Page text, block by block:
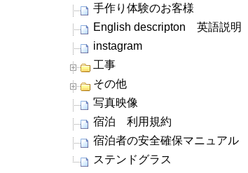
手作り体験のお客様
English descripton 英語説明
instagram
工事
その他
写真映像
宿泊 利用規約
宿泊者の安全確保マニュアル
ステンドグラス